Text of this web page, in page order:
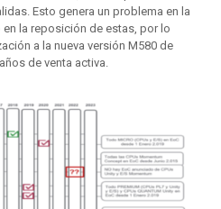
Esto genera un problema en la
la reposición de estas, por lo
a la nueva versión M580 de
de venta activa.